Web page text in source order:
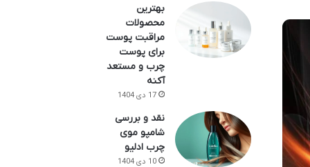
بهترین
محصولات
مراقبت پوست
برای پوست
چرب و مستعد
آکنه
17 دی 1404
نقد و بررسی
شامپو موی
چرب ادلیو
10 دی 1404